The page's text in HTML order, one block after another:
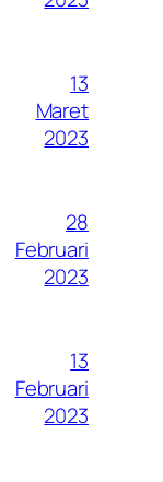
13
Maret
2023
28
Februari
2023
13
Februari
2023